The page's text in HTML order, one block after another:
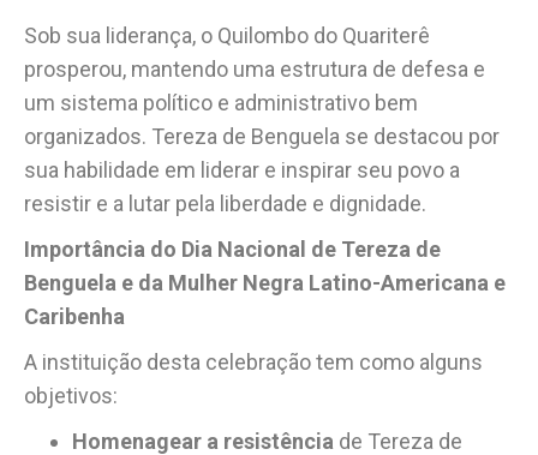
Sob sua liderança, o Quilombo do Quariterê
prosperou, mantendo uma estrutura de defesa e
um sistema político e administrativo bem
organizados. Tereza de Benguela se destacou por
sua habilidade em liderar e inspirar seu povo a
resistir e a lutar pela liberdade e dignidade.
Importância do Dia Nacional de Tereza de
Benguela e da Mulher Negra Latino-Americana e
Caribenha
A instituição desta celebração tem como alguns
objetivos:
Homenagear a resistência de Tereza de